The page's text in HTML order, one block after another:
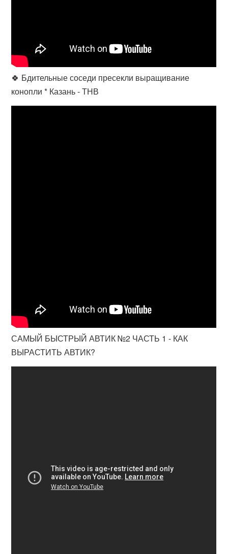
🍀 Бдительные соседи пресекли выращивание
конопли * Казань - ТНВ
САМЫЙ БЫСТРЫЙ АВТИК №2 ЧАСТЬ 1 - КАК
ВЫРАСТИТЬ АВТИК?